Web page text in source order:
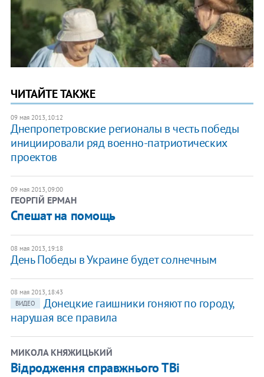
ЧИТАЙТЕ ТАКЖЕ
09 мая 2013, 10:12
Днепропетровские регионалы в честь победы
инициировали ряд военно-патриотических
проектов
09 мая 2013, 09:00
ГЕОРГІЙ ЕРМАН
Спешат на помощь
08 мая 2013, 19:18
День Победы в Украине будет солнечным
08 мая 2013, 18:43
ВИДЕО
Донецкие гаишники гоняют по городу,
нарушая все правила
МИКОЛА КНЯЖИЦЬКИЙ
Відродження справжнього ТВі